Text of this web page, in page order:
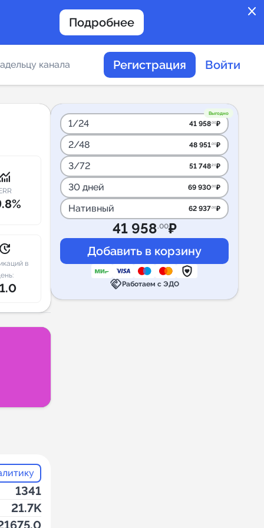
close
Подробнее
каналов в
канала Регистрация Войти
в
1341
21.7K
Выгодно
1/24 41 958.00₽
2/48 48 951.00₽
3/72 51 748.20₽
30 дней 69 930.00₽
Нативный 62 937.00₽
41 958.00₽
handshakeРаботаем с ЭДО